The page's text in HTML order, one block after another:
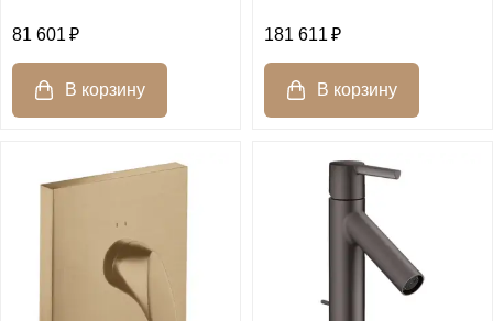
81 601 181 611